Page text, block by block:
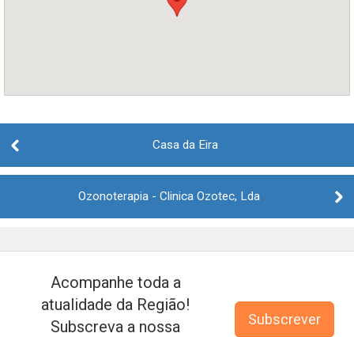
Post
navigation
Casa da Eira
Ozonoterapia - Clinica Ozotec, Lda
Acompanhe toda a
atualidade da Região!
Subscreva a nossa
Subscrever